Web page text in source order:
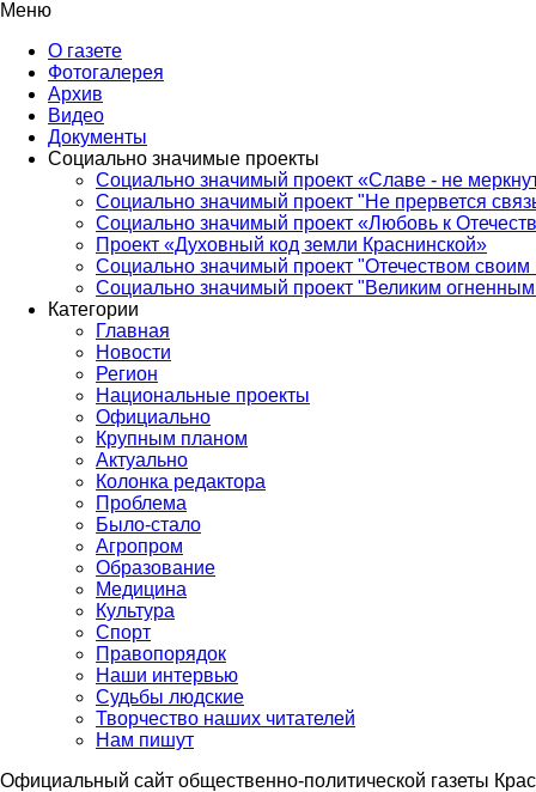
Меню
О газете
Фотогалерея
Архив
Видео
Документы
Социально значимые проекты
Социально значимый проект «Славе - не
Социально значимый проект "Не прервется
Социально значимый проект «Любовь к
Проект «Духовный код земли Краснинской»
Социально значимый проект "Отечеством своим
Социально значимый проект "Великим
Категории
Главная
Новости
Регион
Национальные проекты
Официально
Крупным планом
Актуально
Колонка редактора
Проблема
Было-стало
Агропром
Образование
Медицина
Культура
Спорт
Правопорядок
Наши интервью
Судьбы людские
Творчество наших читателей
Нам пишут
Официальный сайт общественно-политической газеты